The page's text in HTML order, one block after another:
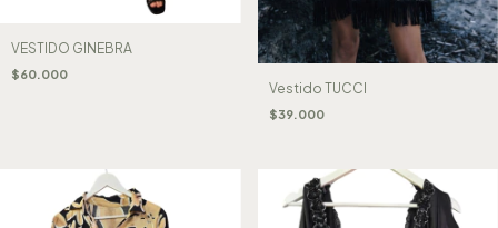
VESTIDO GINEBRA
$60.000
Vestido TUCCI
$39.000